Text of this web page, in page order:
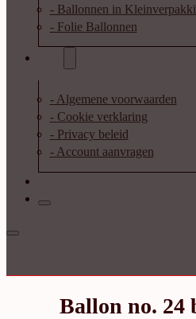
- Ballonnen in
- Folie Ballonnen
- Algemene voorwaarden
- Cookie verklaring
- Privacy beleid
- Account aanvragen
Ballon no. 24